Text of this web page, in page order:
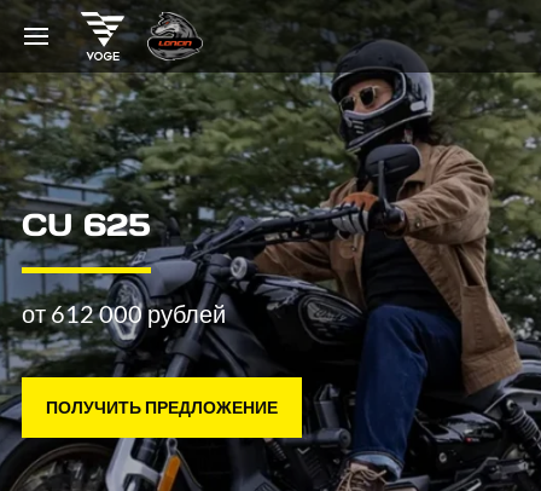
CU 625
от 612 000 рублей
ПОЛУЧИТЬ ПРЕДЛОЖЕНИЕ